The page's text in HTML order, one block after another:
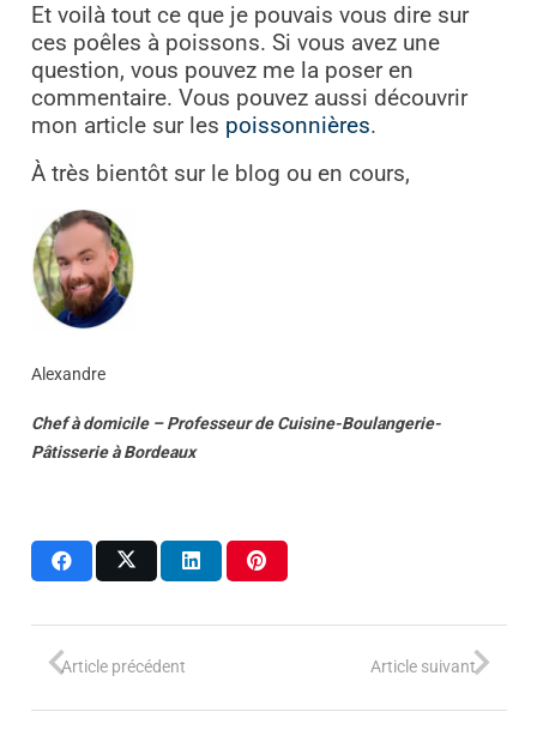
Et voilà tout ce que je pouvais vous dire sur
ces poêles à poissons. Si vous avez une
question, vous pouvez me la poser en
commentaire. Vous pouvez aussi découvrir
mon article sur les poissonnières.
À très bientôt sur le blog ou en cours,
Alexandre
Chef à domicile – Professeur de Cuisine-Boulangerie-
Pâtisserie à Bordeaux
Article précédent Article suivant